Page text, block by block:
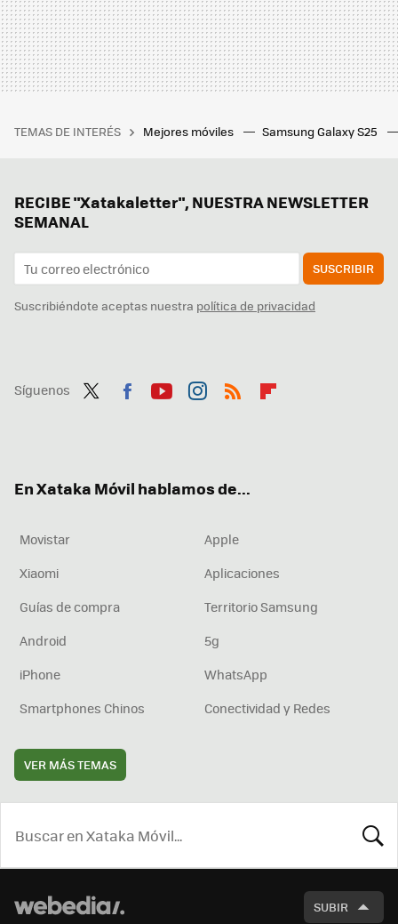
TEMAS DE INTERÉS Mejores móviles Samsung Galaxy S25
RECIBE "Xatakaletter", NUESTRA NEWSLETTER
SEMANAL
SUSCRIBIR
Suscribiéndote aceptas nuestra política de privacidad
Síguenos
En Xataka Móvil hablamos de...
Movistar
Apple
Xiaomi
Aplicaciones
Guías de compra
Territorio Samsung
Android
5g
iPhone
WhatsApp
Smartphones Chinos
Conectividad y Redes
VER MÁS TEMAS
SUBIR